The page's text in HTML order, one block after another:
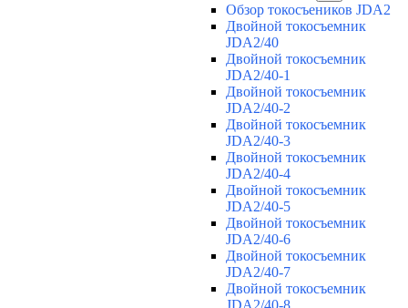
Обзор токосъеников JDA2
Двойной токосъемник
JDA2/40
Двойной токосъемник
JDA2/40-1
Двойной токосъемник
JDA2/40-2
Двойной токосъемник
JDA2/40-3
Двойной токосъемник
JDA2/40-4
Двойной токосъемник
JDA2/40-5
Двойной токосъемник
JDA2/40-6
Двойной токосъемник
JDA2/40-7
Двойной токосъемник
JDA2/40-8